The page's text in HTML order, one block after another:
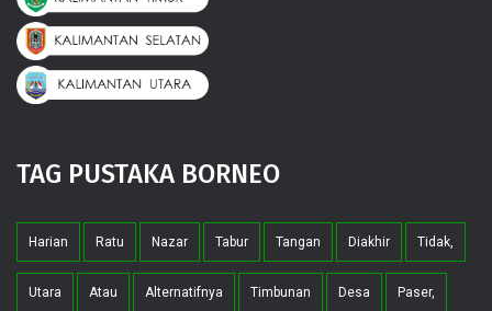
TAG PUSTAKA BORNEO
Harian Ratu Nazar Tabur Tangan Diakhir Tidak,
Utara Atau Alternatifnya Timbunan Desa Paser,